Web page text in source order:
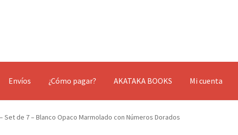
Envíos ¿Cómo pagar? AKATAKA BOOKS Mi cuenta
Set de 7 – Blanco Opaco Marmolado con Números Dorados